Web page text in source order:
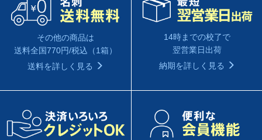
その他の商品は
送料全国770円/税込（1箱）
送料を詳しく見る
14時までの校了で
翌営業日出荷
納期を詳しく見る